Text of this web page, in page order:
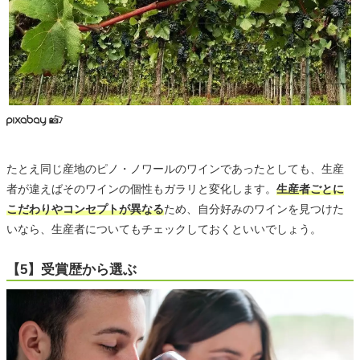
たとえ同じ産地のピノ・ノワールのワインであったとしても、生産
者が違えばそのワインの個性もガラリと変化します。 生産者ごとに
こだわりやコンセプトが異なるため、自分好みのワインを見つけた
いなら、生産者についてもチェックしておくといいでしょう。
【5】受賞歴から選ぶ